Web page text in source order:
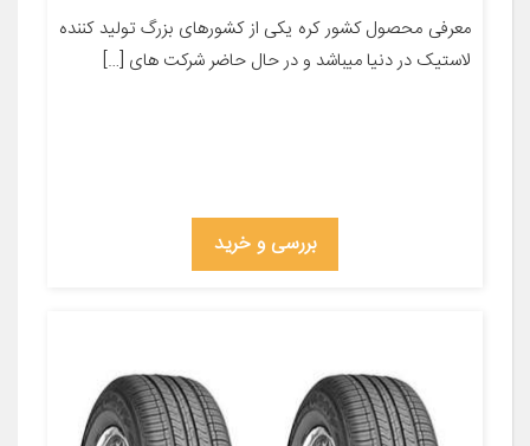
معرفی محصول کشور کره یکی از کشورهای بزرگ تولید کننده
لاستیک در دنیا میباشد و در حال حاضر شرکت های […]
بررسی و خرید